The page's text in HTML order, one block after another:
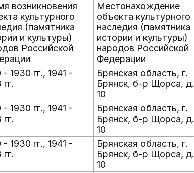
возникновения
культурного
(памятника
и культуры)
Российской
Местонахождение
объекта культурного
наследия (памятника
истории и культуры)
народов Российской
Федерации
- 1930 гг., 1941 -
Брянская область, г.
Брянск, б-р Щорса, д.
10
- 1930 гг., 1941 -
Брянская область, г.
Брянск, б-р Щорса, д.
10
- 1930 гг., 1941 -
Брянская область, г.
Брянск, б-р Щорса, д.
10